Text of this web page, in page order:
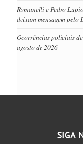
Romanelli e Pedro
deixam mensagem pelo
Ocorrências policiais
agosto de 2026
SIGA